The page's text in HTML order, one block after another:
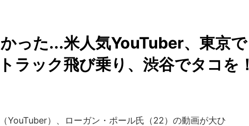
った...米人気YouTuber、東京で
ラック飛び乗り、渋谷でタコを！
YouTuber）、ローガン・ポール氏（22）の動画が大ひ